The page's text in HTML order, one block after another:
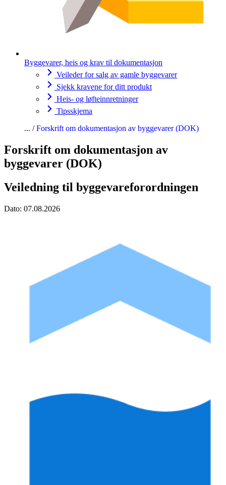
Byggevarer, heis og krav til dokumentasjon
Veileder for salg av gamle byggevarer
Sjekk kravene for ditt produkt
Heis- og løfteinnretninger
Tipsskjema
Forskrift om dokumentasjon av byggevarer (DOK)
Forskrift om dokumentasjon av
byggevarer (DOK)
Veiledning til byggevareforordningen
Dato: 07.08.2026